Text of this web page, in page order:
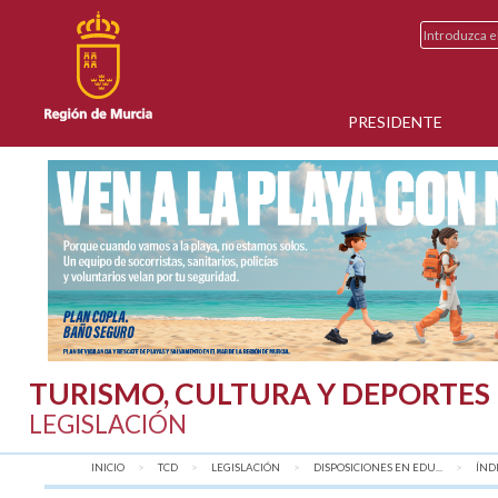
PRESIDENTE
TURISMO, CULTURA Y DEPORTES
LEGISLACIÓN
INICIO TCD LEGISLACIÓN DISPOSICIONES EN EDU...